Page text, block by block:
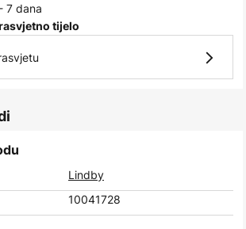
7 dana
tijelo
Lindby
10041728